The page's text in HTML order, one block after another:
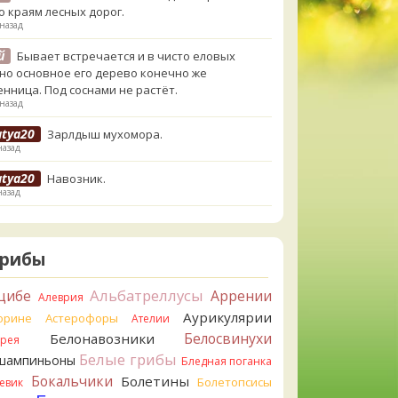
краям лесных дорог.
Бывает встречается и в чисто еловых
основное его дерево конечно же
Под соснами не растёт.
Зарлдыш мухомора.
Навозник.
Скорее всего он.
Что-то из рядовок. Цвета на фото вряд
Рядовка мыльная, судя по пластинкам.
сделали, что не взяли.
Подгруздок чёрный, или близкие виды
Алеврия Альбатреллусы Аррении
Астерофоры Ателии Аурикулярии
Белонавозники Белосвинухи
Белые грибы Бледная поганка
Бокальчики Болетины Болетопсисы